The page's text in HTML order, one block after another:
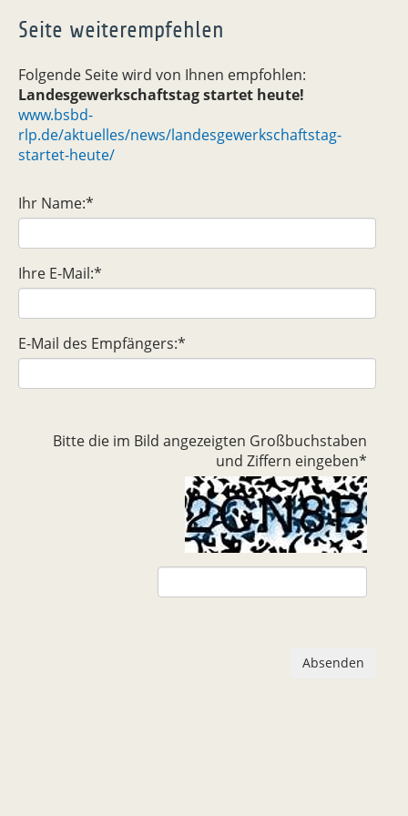
Seite weiterempfehlen
Folgende Seite wird von Ihnen empfohlen:
Landesgewerkschaftstag startet heute!
www.bsbd-
rlp.de/aktuelles/news/landesgewerkschaftstag-
startet-heute/
Ihr Name:*
Ihre E-Mail:*
E-Mail des Empfängers:*
Bitte die im Bild angezeigten Großbuchstaben
und Ziffern eingeben*
Absenden